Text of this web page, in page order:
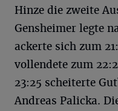
Hinze die zweite
Gensheimer legte
ackerte sich zum
vollendete zum
23:25 scheiterte
Andreas Palicka.